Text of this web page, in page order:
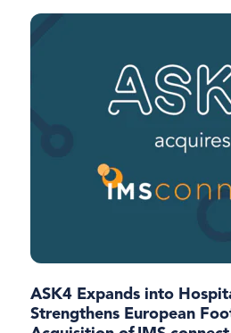
ASK4 Expands into
Strengthens European